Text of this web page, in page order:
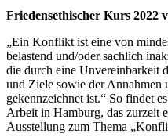
Friedensethischer Kurs 2022
„Ein Konflikt ist eine von
belastend und/oder sachlich
die durch eine Unvereinbarkeit
und Ziele sowie der Annahmen
gekennzeichnet ist.“ So findet
Arbeit in Hamburg, das zurzeit
Ausstellung zum Thema